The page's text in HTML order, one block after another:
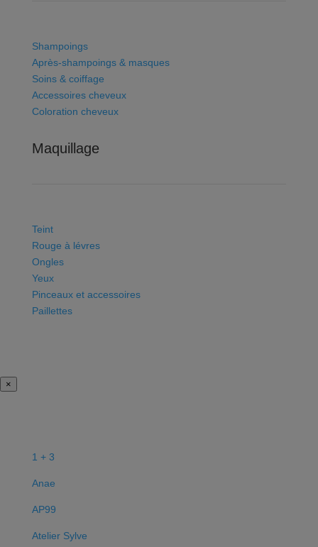
Shampoings
Après-shampoings & masques
Soins & coiffage
Accessoires cheveux
Coloration cheveux
Maquillage
Teint
Rouge à lévres
Ongles
Yeux
Pinceaux et accessoires
Paillettes
×
1 + 3
Anae
AP99
Atelier Sylve